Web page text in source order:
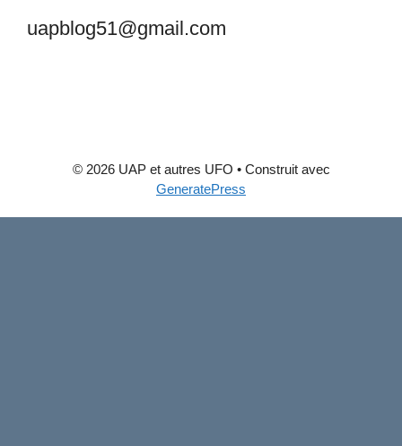
uapblog51@gmail.com
© 2026 UAP et autres UFO • Construit avec
GeneratePress